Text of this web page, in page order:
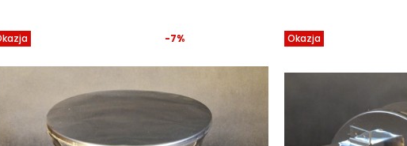
-7% Okazja